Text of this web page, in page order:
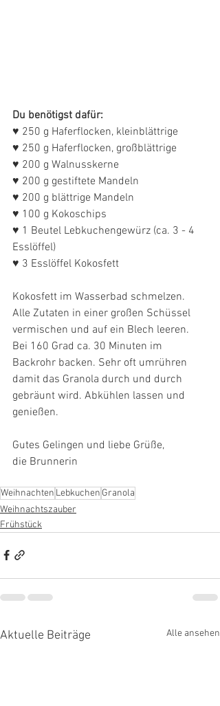
Du benötigst dafür:
♥ 250 g Haferflocken, kleinblättrige
♥ 250 g Haferflocken, großblättrige
♥ 200 g Walnusskerne
♥ 200 g gestiftete Mandeln
♥ 200 g blättrige Mandeln
♥ 100 g Kokoschips
♥ 1 Beutel Lebkuchengewürz (ca. 3 - 4
Esslöffel)
♥ 3 Esslöffel Kokosfett
Kokosfett im Wasserbad schmelzen.
Alle Zutaten in einer großen Schüssel
vermischen und auf ein Blech leeren.
Bei 160 Grad ca. 30 Minuten im
Backrohr backen. Sehr oft umrühren
damit das Granola durch und durch
gebräunt wird. Abkühlen lassen und
genießen.
Gutes Gelingen und liebe Grüße,
die Brunnerin
Weihnachten Lebkuchen Granola
Weihnachtszauber
Frühstück
Aktuelle Beiträge Alle ansehen